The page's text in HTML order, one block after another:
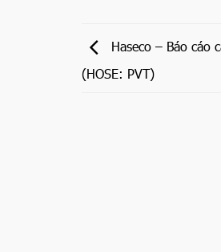
Haseco – Báo cáo
(HOSE: PVT)